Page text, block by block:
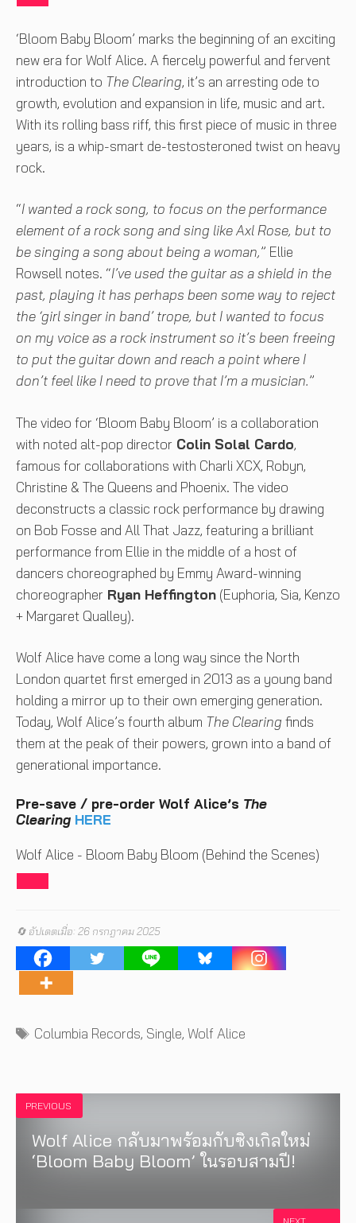
‘Bloom Baby Bloom’ marks the beginning of an exciting
new era for Wolf Alice. A fiercely powerful and fervent
introduction to The Clearing, it’s an arresting ode to
growth, evolution and expansion in life, music and art.
With its rolling bass riff, this first piece of music in three
years, is a whip-smart de-testosteroned twist on heavy
rock.
“I wanted a rock song, to focus on the performance
element of a rock song and sing like Axl Rose, but to
be singing a song about being a woman,” Ellie
Rowsell notes. “I’ve used the guitar as a shield in the
past, playing it has perhaps been some way to reject
the ‘girl singer in band’ trope, but I wanted to focus
on my voice as a rock instrument so it’s been freeing
to put the guitar down and reach a point where I
don’t feel like I need to prove that I’m a musician.”
The video for ‘Bloom Baby Bloom’ is a collaboration
with noted alt-pop director Colin Solal Cardo,
famous for collaborations with Charli XCX, Robyn,
Christine & The Queens and Phoenix. The video
deconstructs a classic rock performance by drawing
on Bob Fosse and All That Jazz, featuring a brilliant
performance from Ellie in the middle of a host of
dancers choreographed by Emmy Award-winning
choreographer Ryan Heffington (Euphoria, Sia, Kenzo
+ Margaret Qualley).
Wolf Alice have come a long way since the North
London quartet first emerged in 2013 as a young band
holding a mirror up to their own emerging generation.
Today, Wolf Alice’s fourth album The Clearing finds
them at the peak of their powers, grown into a band of
generational importance.
Pre-save / pre-order Wolf Alice’s The
Clearing HERE
Wolf Alice - Bloom Baby Bloom (Behind the Scenes)
🔄 อัปเดตเมื่อ: 26 กรกฎาคม 2025
Tags
Columbia Records, Single,Wolf Alice
PREVIOUS
Wolf Alice กลับมาพร้อมกับซิงเกิลใหม่
‘Bloom Baby Bloom’ ในรอบสามปี!